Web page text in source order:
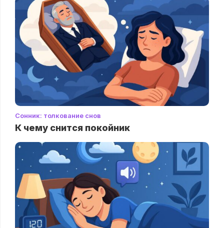
Сонник: толкование снов
К чему снится покойник